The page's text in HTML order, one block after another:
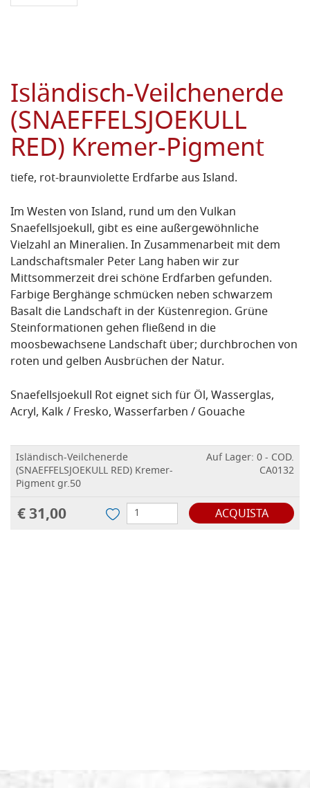
Isländisch-Veilchenerde
(SNAEFFELSJOEKULL
RED) Kremer-Pigment
tiefe, rot-braunviolette Erdfarbe aus Island.
Im Westen von Island, rund um den Vulkan
Snaefellsjoekull, gibt es eine außergewöhnliche
Vielzahl an Mineralien. In Zusammenarbeit mit dem
Landschaftsmaler Peter Lang haben wir zur
Mittsommerzeit drei schöne Erdfarben gefunden.
Farbige Berghänge schmücken neben schwarzem
Basalt die Landschaft in der Küstenregion. Grüne
Steinformationen gehen fließend in die
moosbewachsene Landschaft über; durchbrochen von
roten und gelben Ausbrüchen der Natur.
Snaefellsjoekull Rot eignet sich für Öl, Wasserglas,
Acryl, Kalk / Fresko, Wasserfarben / Gouache
Isländisch-Veilchenerde
(SNAEFFELSJOEKULL RED) Kremer-
Pigment gr.50
Auf Lager: 0 - COD.
CA0132
€ 31,00 ACQUISTA